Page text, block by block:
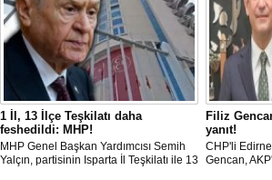
1 İl, 13 İlçe Teşkilatı daha
feshedildi: MHP!
MHP Genel Başkan Yardımcısı Semih
Yalçın, partisinin Isparta İl Teşkilatı ile 13
Filiz
yanıt!
CHP'li
Gencan,